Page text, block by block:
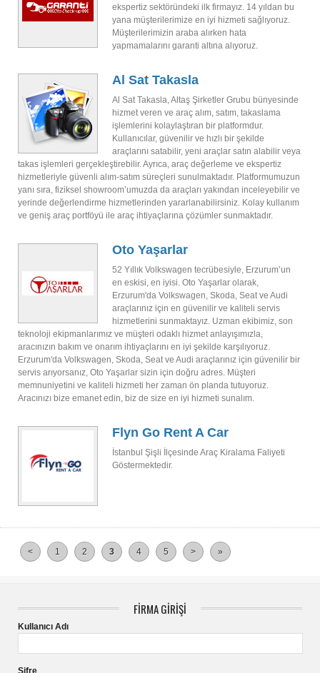
ekspertiz sektöründeki ilk firmayız. 14 yıldan bu
yana müşterilerimize en iyi hizmeti sağlıyoruz.
Müşterilerimizin araba alırken hata
yapmamalarını garanti altına alıyoruz.
Al Sat Takasla
Al Sat Takasla, Altaş Şirketler Grubu bünyesinde
hizmet veren ve araç alım, satım, takaslama
işlemlerini kolaylaştıran bir platformdur.
Kullanıcılar, güvenilir ve hızlı bir şekilde
araçlarını satabilir, yeni araçlar satın alabilir veya
takas işlemleri gerçekleştirebilir. Ayrıca, araç değerleme ve ekspertiz
hizmetleriyle güvenli alım-satım süreçleri sunulmaktadır. Platformumuzun
yanı sıra, fiziksel showroom’umuzda da araçları yakından inceleyebilir ve
yerinde değerlendirme hizmetlerinden yararlanabilirsiniz. Kolay kullanım
ve geniş araç portföyü ile araç ihtiyaçlarına çözümler sunmaktadır.
Oto Yaşarlar
52 Yıllık Volkswagen tecrübesiyle, Erzurum’un
en eskisi, en iyisi. Oto Yaşarlar olarak,
Erzurum'da Volkswagen, Skoda, Seat ve Audi
araçlarınız için en güvenilir ve kaliteli servis
hizmetlerini sunmaktayız. Uzman ekibimiz, son
teknoloji ekipmanlarımız ve müşteri odaklı hizmet anlayışımızla,
aracınızın bakım ve onarım ihtiyaçlarını en iyi şekilde karşılıyoruz.
Erzurum'da Volkswagen, Skoda, Seat ve Audi araçlarınız için güvenilir bir
servis arıyorsanız, Oto Yaşarlar sizin için doğru adres. Müşteri
memnuniyetini ve kaliteli hizmeti her zaman ön planda tutuyoruz.
Aracınızı bize emanet edin, biz de size en iyi hizmeti sunalım.
Flyn Go Rent A Car
İstanbul Şişli İlçesinde Araç Kiralama Faliyeti
Göstermektedir.
< 1 2 3 4 5 > »
FİRMA GİRİŞİ
Kullanıcı Adı
Şifre